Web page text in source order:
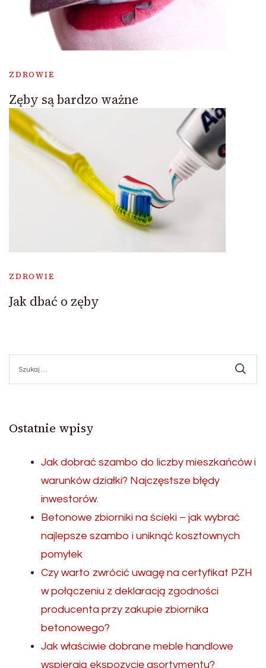
ZDROWIE
Zęby są bardzo ważne
ZDROWIE
Jak dbać o zęby
Ostatnie wpisy
Jak dobrać szambo do liczby mieszkańców i
warunków działki? Najczęstsze błędy
inwestorów.
Betonowe zbiorniki na ścieki – jak wybrać
najlepsze szambo i uniknąć kosztownych
pomyłek
Czy warto zwrócić uwagę na certyfikat PZH
w połączeniu z deklaracją zgodności
producenta przy zakupie zbiornika
betonowego?
Jak właściwie dobrane meble handlowe
wspierają ekspozycję asortymentu?